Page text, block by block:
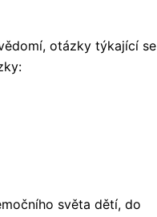
otázky týkající se
světa dětí, do